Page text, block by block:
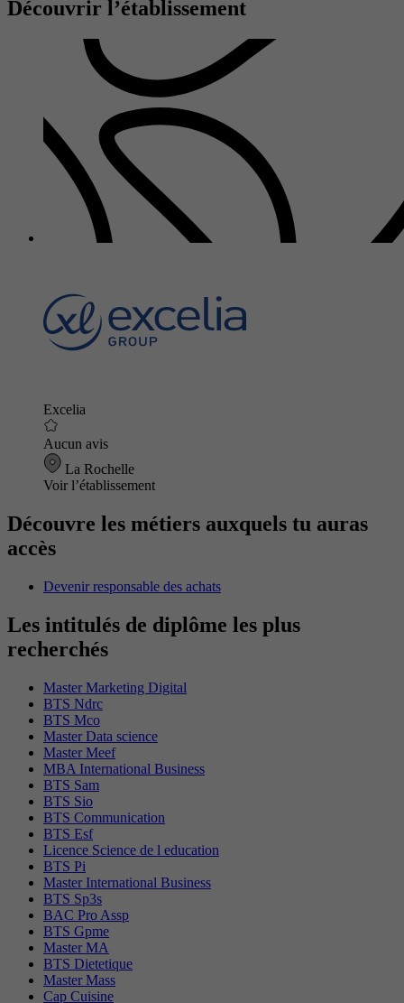
Découvrir l’établissement
Excelia
Aucun avis
La Rochelle
Voir l’établissement
Découvre les métiers auxquels tu auras
accès
Devenir responsable des achats
Les intitulés de diplôme les plus
recherchés
Master Marketing Digital
BTS Ndrc
BTS Mco
Master Data science
Master Meef
MBA International Business
BTS Sam
BTS Sio
BTS Communication
BTS Esf
Licence Science de l education
BTS Pi
Master International Business
BTS Sp3s
BAC Pro Assp
BTS Gpme
Master MA
BTS Dietetique
Master Mass
Cap Cuisine